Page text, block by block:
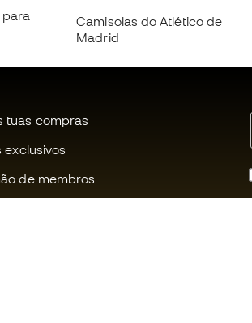
Camisolas do Atlético de
Madrid
tuas compras
de membros